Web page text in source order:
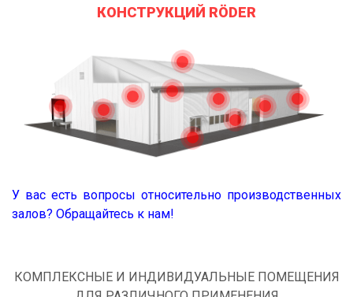
КОНСТРУКЦИЙ RÖDER
У вас есть вопросы относительно производственных
залов? Обращайтесь к нам!
КОМПЛЕКСНЫЕ И ИНДИВИДУАЛЬНЫЕ ПОМЕЩЕНИЯ